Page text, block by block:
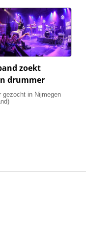
zoekt
drummer
gezocht in Nijmegen